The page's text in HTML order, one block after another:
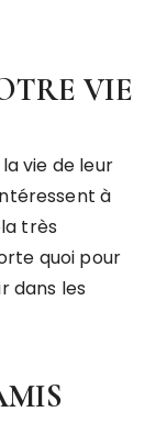
VIE
vie de leur
à
très
quoi pour
dans les